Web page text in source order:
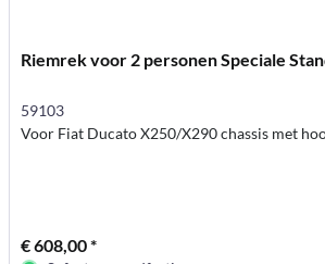
Riemrek voor 2 personen Speciale
59103
Voor Fiat Ducato X250/X290 chassis met
€ 608,00 *